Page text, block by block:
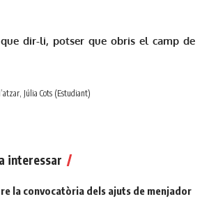
dir-li, potser que obris el camp de
Júlia Cots (Estudiant)
interessar
la convocatòria dels ajuts de menjador